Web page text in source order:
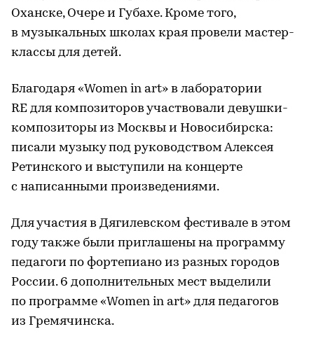
Оханске, Очере и Губахе. Кроме того,
в музыкальных школах края провели мастер-
классы для детей.
Благодаря «Women in art» в лаборатории
RE для композиторов участвовали девушки-
композиторы из Москвы и Новосибирска:
писали музыку под руководством Алексея
Ретинского и выступили на концерте
с написанными произведениями.
Для участия в Дягилевском фестивале в этом
году также были приглашены на программу
педагоги по фортепиано из разных городов
России. 6 дополнительных мест выделили
по программе «Women in art» для педагогов
из Гремячинска.